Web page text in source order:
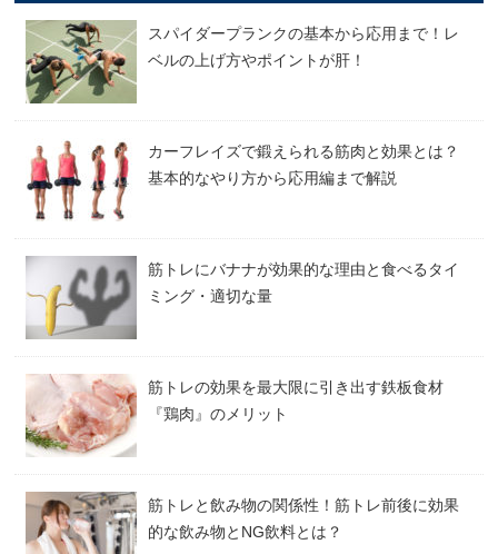
スパイダープランクの基本から応用まで！レ
ベルの上げ方やポイントが肝！
カーフレイズで鍛えられる筋肉と効果とは？
基本的なやり方から応用編まで解説
筋トレにバナナが効果的な理由と食べるタイ
ミング・適切な量
筋トレの効果を最大限に引き出す鉄板食材
『鶏肉』のメリット
筋トレと飲み物の関係性！筋トレ前後に効果
的な飲み物とNG飲料とは？